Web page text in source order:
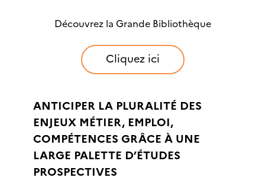
Découvrez la Grande Bibliothèque
Cliquez ici
ANTICIPER LA PLURALITÉ DES
ENJEUX MÉTIER, EMPLOI,
COMPÉTENCES GRÂCE À UNE
LARGE PALETTE D’ÉTUDES
PROSPECTIVES